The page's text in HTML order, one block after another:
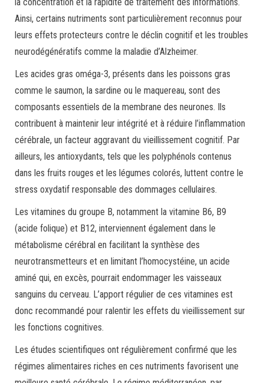
Ainsi, certains nutriments sont particulièrement reconnus pour
leurs effets protecteurs contre le déclin cognitif et les troubles
neurodégénératifs comme la maladie d’Alzheimer.
Les acides gras oméga-3, présents dans les poissons gras
comme le saumon, la sardine ou le maquereau, sont des
composants essentiels de la membrane des neurones. Ils
contribuent à maintenir leur intégrité et à réduire l’inflammation
cérébrale, un facteur aggravant du vieillissement cognitif. Par
ailleurs, les antioxydants, tels que les polyphénols contenus
dans les fruits rouges et les légumes colorés, luttent contre le
stress oxydatif responsable des dommages cellulaires.
Les vitamines du groupe B, notamment la vitamine B6, B9
(acide folique) et B12, interviennent également dans le
métabolisme cérébral en facilitant la synthèse des
neurotransmetteurs et en limitant l’homocystéine, un acide
aminé qui, en excès, pourrait endommager les vaisseaux
sanguins du cerveau. L’apport régulier de ces vitamines est
donc recommandé pour ralentir les effets du vieillissement sur
les fonctions cognitives.
Les études scientifiques ont régulièrement confirmé que les
régimes alimentaires riches en ces nutriments favorisent une